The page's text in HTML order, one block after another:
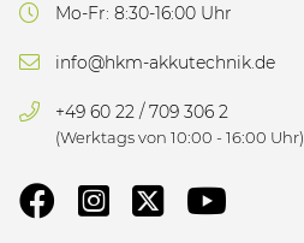
Mo-Fr: 8:30-16:00 Uhr
info@hkm-akkutechnik.de
+49 60 22 / 709 306 2
(Werktags von 10:00 - 16:00 Uhr)